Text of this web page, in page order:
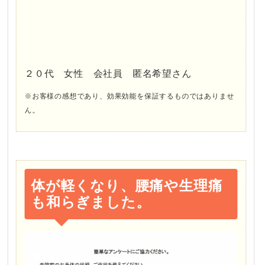
２０代 女性 会社員 匿名希望さん
※お客様の感想であり、効果効能を保証するものではありませ
ん。
体が軽くなり、腰痛や生理痛
も和らぎました。